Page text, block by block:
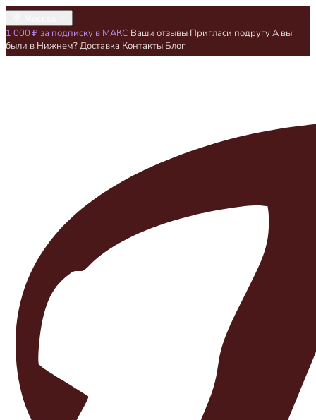
1 000 ₽ за подписку в МАКС Ваши отзывы Пригласи подругуА вы
были в Нижнем?Доставка Контакты Блог